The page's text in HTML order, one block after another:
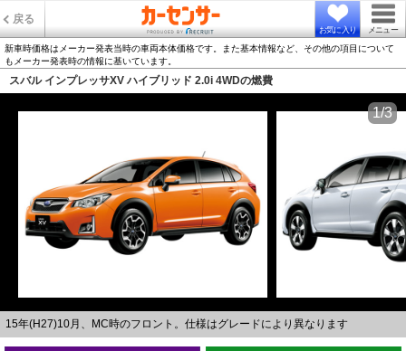
戻る
お気に入り メニュー
新車時価格はメーカー発表当時の車両本体価格です。また基本情報など、その他の項目について
もメーカー発表時の情報に基いています。
スバル インプレッサXV ハイブリッド 2.0i 4WDの燃費
15年(H27)10月、MC時のフロント。仕様はグレードにより異なります
1/3